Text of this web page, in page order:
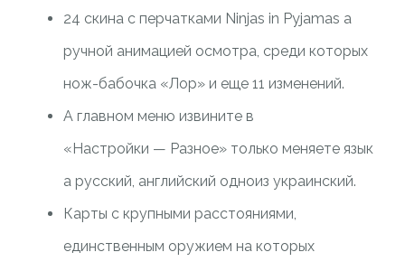
24 скина с перчатками Ninjas in Pyjamas а
ручной анимацией осмотра, среди которых
нож-бабочка «Лор» и еще 11 изменений.
А главном меню извините в
«Настройки — Разное» только меняете язык
а русский, английский одноиз украинский.
Карты с крупными расстояниями,
единственным оружием на которых